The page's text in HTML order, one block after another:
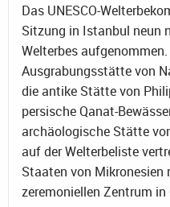
Das UNESCO-
Sitzung in Istanbul neun
Welterbes
Ausgrabungsstätte von
die antike Stätte von
persische Qanat-
archäologische Stätte
auf der Welterbeliste
Staaten von Mikronesien
zeremoniellen Zentrum